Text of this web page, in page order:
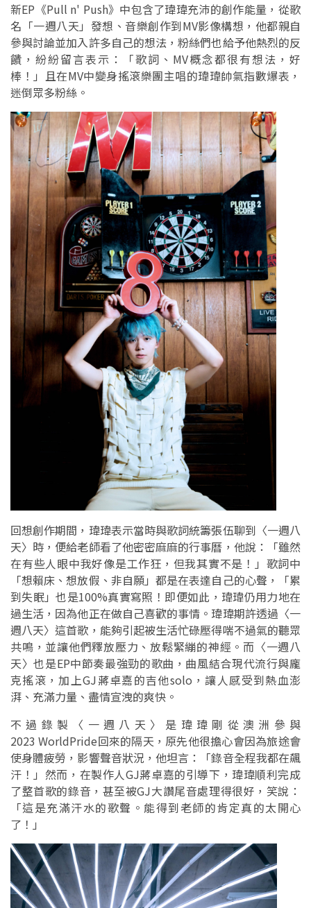
新EP《Pull n' Push》中包含了瑋瑋充沛的創作能量，從歌
名「一週八天」發想、音樂創作到MV影像構想，他都親自
參與討論並加入許多自己的想法，粉絲們也給予他熱烈的反
饋，紛紛留言表示：「歌詞、MV概念都很有想法，好
棒！」且在MV中變身搖滾樂團主唱的瑋瑋帥氣指數爆表，
迷倒眾多粉絲。
回想創作期間，瑋瑋表示當時與歌詞統籌張伍聊到〈一週八
天〉時，便給老師看了他密密麻麻的行事曆，他說：「雖然
在有些人眼中我好像是工作狂，但我其實不是！」歌詞中
「想賴床、想放假、非自願」都是在表達自己的心聲，「累
到失眠」也是100%真實寫照！即便如此，瑋瑋仍用力地在
過生活，因為他正在做自己喜歡的事情。瑋瑋期許透過〈一
週八天〉這首歌，能夠引起被生活忙碌壓得喘不過氣的聽眾
共鳴，並讓他們釋放壓力、放鬆緊繃的神經。而〈一週八
天〉也是EP中節奏最強勁的歌曲，曲風結合現代流行與龐
克搖滾，加上GJ蔣卓嘉的吉他solo，讓人感受到熱血澎
湃、充滿力量、盡情宣洩的爽快。
不過錄製〈一週八天〉是瑋瑋剛從澳洲參與
2023 WorldPride回來的隔天，原先他很擔心會因為旅途會
使身體疲勞，影響聲音狀況，他坦言：「錄音全程我都在飆
汗！」然而，在製作人GJ蔣卓嘉的引導下，瑋瑋順利完成
了整首歌的錄音，甚至被GJ大讚尾音處理得很好，笑說：
「這是充滿汗水的歌聲。能得到老師的肯定真的太開心
了！」